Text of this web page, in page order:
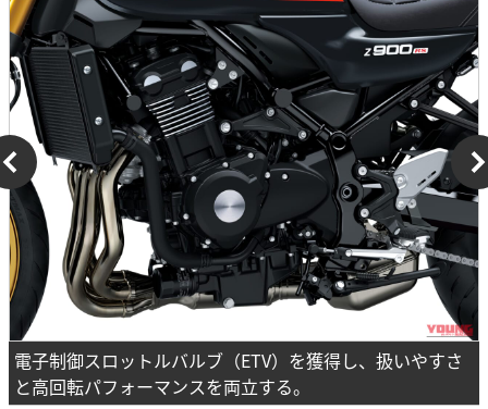
電子制御スロットルバルブ（ETV）を獲得し、扱いやすさ
と高回転パフォーマンスを両立する。